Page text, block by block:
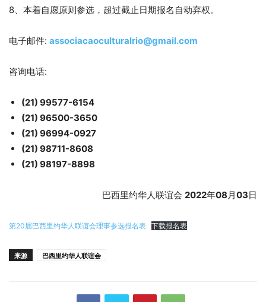
8、本着自愿原则参选，超过截止日期报名自动弃权。
电子邮件: associacaoculturalrio@gmail.com
咨询电话:
(21) 99577-6154
(21) 96500-3650
(21) 96994-0927
(21) 98711-8608
(21) 98197-8898
巴西里约华人联谊会 2022年08月03日
第20届巴西里约华人联谊会理事参选报名表 下载报名表
来源 巴西里约华人联谊会